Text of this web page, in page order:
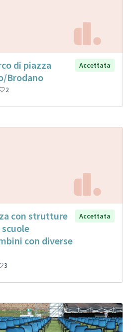
di piazza
Brodano
Accettata
2
con strutture
con diverse
Accettata
3